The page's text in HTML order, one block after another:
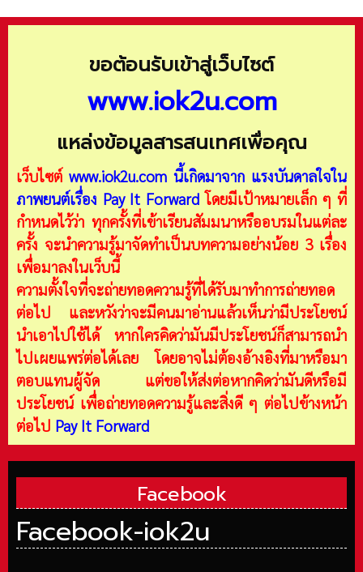
ขอต้อนรับเข้าสู่เว็บไซต์
www.iok2u.com
แหล่งข้อมูลสารสนเทศเพื่อคุณ
เว็บไซต์ www.iok2u.com นี้เกิดมาจาก แรงบันดาลใจใน
ภาพยนต์เรื่อง Pay It Forward โดยมีเป้าหมายเล็ก ๆ ที่
กำหนดไว้ว่า ทุกครั้งที่เข้าเรียนสัมมนาหรืออบรมในแต่ละ
ครั้ง จะนำความรู้มาจัดทำเป็นบทความอย่างน้อย 3 เรื่อง
เพื่อมาลงในเว็บนี้
ความตั้งใจที่จะถ่ายทอดความรู้ที่ได้รับมาทำการถ่ายทอด
ต่อไป และหวังว่าจะมีคนมาอ่านแล้วเห็นว่ามีประโยชน์
นำเอาไปใช้ได้ หากใครคิดว่ามันมีประโยชน์ก็สามารถนำ
ไปเผยแพร่ต่อได้เลย โดยอาจไม่ต้องอ้างอิงที่มาหรือมา
ตอบแทนผู้จัด แต่ขอให้ส่งต่อหากคิดว่ามันดีหรือมี
ประโยชน์ เพื่อถ่ายทอดความรู้และสิ่งดี ๆ ต่อไปข้างหน้า
ต่อไป Pay It Forward
Facebook
Facebook-iok2u